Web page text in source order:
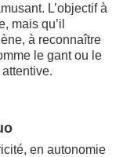
L’objectif à
mais qu’il
à reconnaître
le gant ou le
en autonomie